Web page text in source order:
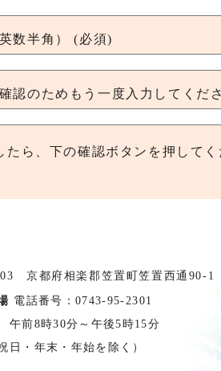
数半角） (必須)
認のためもう一度入力してくだ
たら、下の確認ボタンを押して
京都府相楽郡笠置町笠置西通90-1
電話番号：0743-95-2301
午前8時30分～午後5時15分
日・年末・年始を除く）